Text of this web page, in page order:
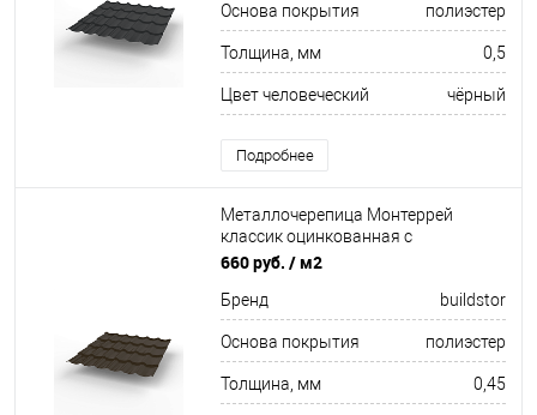
Основа покрытия полиэстер
Толщина, мм 0,5
Цвет человеческий чёрный
Подробнее
Металлочерепица Монтеррей
классик оцинкованная с
полимерным покрытием
660 руб. / м2
Бренд buildstor
Основа покрытия полиэстер
Толщина, мм 0,45